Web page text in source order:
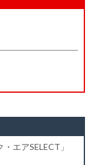
エアSELECT」